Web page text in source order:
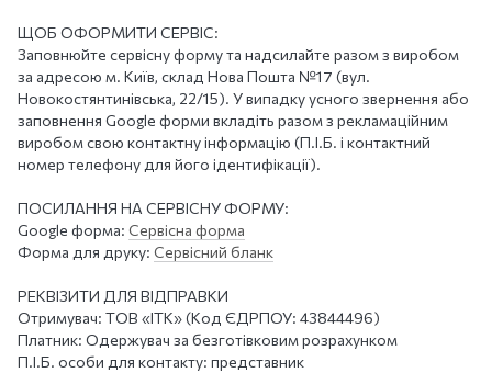
ЩОБ ОФОРМИТИ СЕРВІС:
Заповнюйте сервісну форму та надсилайте разом з виробом
за адресою м. Київ, склад Нова Пошта №17 (вул.
Новокостянтинівська, 22/15). У випадку усного звернення або
заповнення Google форми вкладіть разом з рекламаційним
виробом свою контактну інформацію (П.І.Б. і контактний
номер телефону для його ідентифікації).
ПОСИЛАННЯ НА СЕРВІСНУ ФОРМУ:
Google форма: Сервісна форма
Форма для друку: Сервісний бланк
РЕКВІЗИТИ ДЛЯ ВІДПРАВКИ
Отримувач: ТОВ «ІТК» (Код ЄДРПОУ: 43844496)
Платник: Одержувач за безготівковим розрахунком
П.І.Б. особи для контакту: представник